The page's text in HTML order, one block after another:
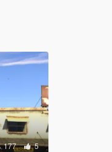
177 5